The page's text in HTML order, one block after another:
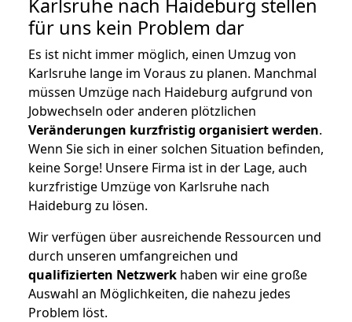
Karlsruhe nach Haideburg stellen
für uns kein Problem dar
Es ist nicht immer möglich, einen Umzug von
Karlsruhe lange im Voraus zu planen. Manchmal
müssen Umzüge nach Haideburg aufgrund von
Jobwechseln oder anderen plötzlichen
Veränderungen kurzfristig organisiert werden.
Wenn Sie sich in einer solchen Situation befinden,
keine Sorge! Unsere Firma ist in der Lage, auch
kurzfristige Umzüge von Karlsruhe nach
Haideburg zu lösen.
Wir verfügen über ausreichende Ressourcen und
durch unseren umfangreichen und
qualifizierten Netzwerk haben wir eine große
Auswahl an Möglichkeiten, die nahezu jedes
Problem löst.